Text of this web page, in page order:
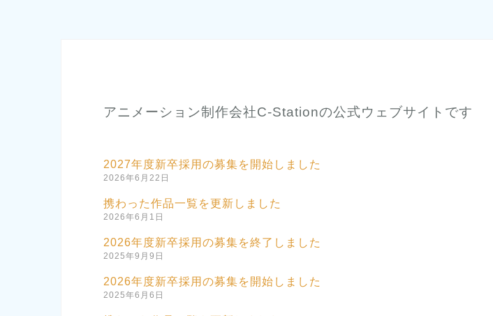
アニメーション制作会社C-Stationの公式ウェブサイトです
2027年度新卒採用の募集を開始しました
2026年6月22日
携わった作品一覧を更新しました
2026年6月1日
2026年度新卒採用の募集を終了しました
2025年9月9日
2026年度新卒採用の募集を開始しました
2025年6月6日